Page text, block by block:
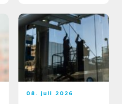
08. juli 2026